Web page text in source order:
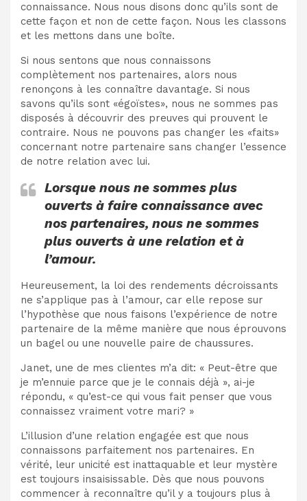
connaissance. Nous nous disons donc qu’ils sont de
cette façon et non de cette façon. Nous les classons
et les mettons dans une boîte.
Si nous sentons que nous connaissons
complètement nos partenaires, alors nous
renonçons à les connaître davantage. Si nous
savons qu’ils sont «égoïstes», nous ne sommes pas
disposés à découvrir des preuves qui prouvent le
contraire. Nous ne pouvons pas changer les «faits»
concernant notre partenaire sans changer l’essence
de notre relation avec lui.
Lorsque nous ne sommes plus
ouverts à faire connaissance avec
nos partenaires, nous ne sommes
plus ouverts à une relation et à
l’amour.
Heureusement, la loi des rendements décroissants
ne s’applique pas à l’amour, car elle repose sur
l’hypothèse que nous faisons l’expérience de notre
partenaire de la même manière que nous éprouvons
un bagel ou une nouvelle paire de chaussures.
Janet, une de mes clientes m’a dit: « Peut-être que
je m’ennuie parce que je le connais déjà », ai-je
répondu, « qu’est-ce qui vous fait penser que vous
connaissez vraiment votre mari? »
L’illusion d’une relation engagée est que nous
connaissons parfaitement nos partenaires. En
vérité, leur unicité est inattaquable et leur mystère
est toujours insaisissable. Dès que nous pouvons
commencer à reconnaître qu’il y a toujours plus à